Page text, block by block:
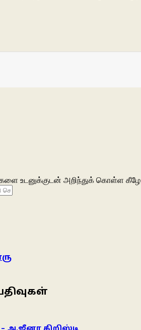
உடனுக்குடன் அறிந்துக் கொள்ள